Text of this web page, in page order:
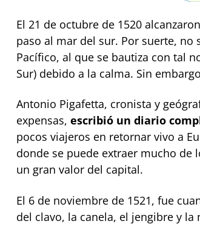
El 21 de octubre de 1520
paso al mar del sur. Por suerte,
Pacífico, al que se bautiza con tal
Sur) debido a la calma. Sin
Antonio Pigafetta, cronista y
expensas, escribió un diario
pocos viajeros en retornar vivo a
donde se puede extraer mucho de
un gran valor del capital.
El 6 de noviembre de 1521, fue
del clavo, la canela, el jengibre y